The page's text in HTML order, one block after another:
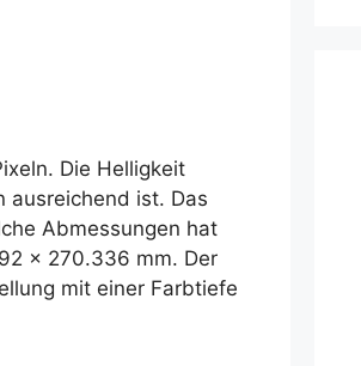
Die Helligkeit
ausreichend ist. Das
Abmessungen hat
x 270.336 mm. Der
mit einer Farbtiefe